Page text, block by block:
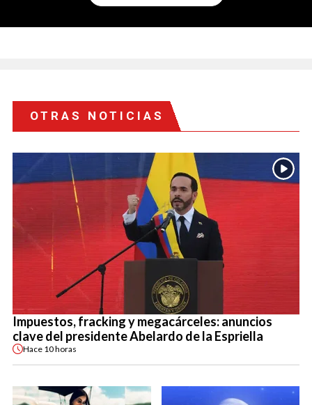
OTRAS NOTICIAS
Impuestos, fracking y megacárceles: anuncios
clave del presidente Abelardo de la Espriella
Hace 10 horas